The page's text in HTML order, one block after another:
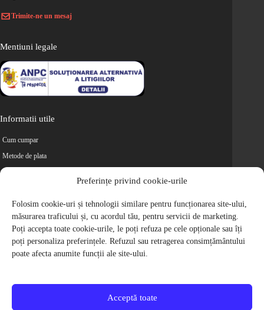
Preferințe privind cookie-urile
Folosim cookie-uri și tehnologii similare pentru funcționarea site-ului,
măsurarea traficului și, cu acordul tău, pentru servicii de marketing.
Poți accepta toate cookie-urile, le poți refuza pe cele opționale sau îți
poți personaliza preferințele. Refuzul sau retragerea consimțământului
poate afecta anumite funcții ale site-ului.
Acceptă toate
Trimite-ne un mesaj
Mentiuni legale
Informatii utile
Cum cumpar
Metode de plata
Retur
Cariere
Politica de Confidentialitate
Politica de cookie-uri